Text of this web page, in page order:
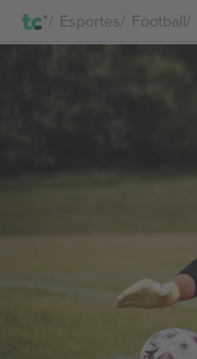
Esportes Football